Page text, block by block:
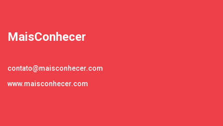
MaisConhecer
contato@maisconhecer.com
www.maisconhecer.com